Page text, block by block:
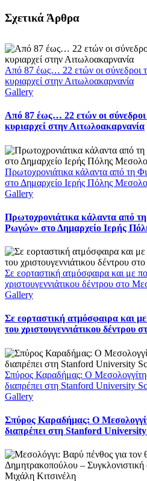
Facebook
X
LinkedIn
WhatsApp
Email
Σχετικά Άρθρα
Από 87 έως… 22 ετών οι
κυριαρχεί στην Αιτωλοακαρνανία
Gallery
Από 87 έως… 22 ετών οι
κυριαρχεί στην Αιτωλοακαρνανία
Πρωτοχρονιάτικα κάλαντα από τη
στο Δημαρχείο Ιερής Πόλης
Gallery
Πρωτοχρονιάτικα κάλαντα από
Ρωγών» στο Δημαρχείο Ιερής
Σε εορταστική ατμόσφαιρα και με
χριστουγεννιάτικου δέντρου στο
Gallery
Σε εορταστική ατμόσφαιρα και
του χριστουγεννιάτικου δέντρου
Σπύρος Καραδήμας: Ο
διαπρέπει στη Stanford University
Gallery
Σπύρος Καραδήμας: Ο
διαπρέπει στη Stanford